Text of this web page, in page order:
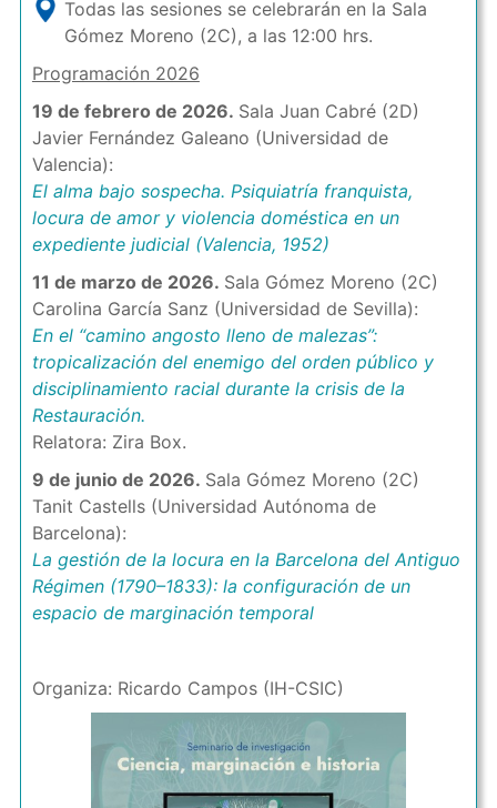
Todas las sesiones se celebrarán en la Sala
Gómez Moreno (2C), a las 12:00 hrs.
Programación 2026
19 de febrero de 2026. Sala Juan Cabré (2D)
Javier Fernández Galeano (Universidad de
Valencia):
El alma bajo sospecha. Psiquiatría franquista,
locura de amor y violencia doméstica en un
expediente judicial (Valencia, 1952)
11 de marzo de 2026. Sala Gómez Moreno (2C)
Carolina García Sanz (Universidad de Sevilla):
En el “camino angosto lleno de malezas”:
tropicalización del enemigo del orden público y
disciplinamiento racial durante la crisis de la
Restauración.
Relatora: Zira Box.
9 de junio de 2026. Sala Gómez Moreno (2C)
Tanit Castells (Universidad Autónoma de
Barcelona):
La gestión de la locura en la Barcelona del Antiguo
Régimen (1790–1833): la configuración de un
espacio de marginación temporal
Organiza: Ricardo Campos (IH-CSIC)